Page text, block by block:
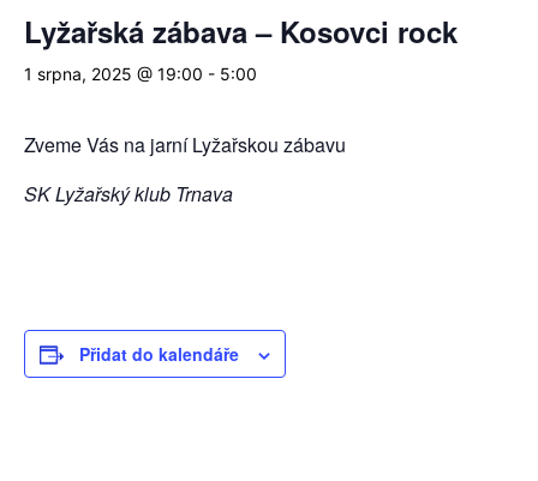
Lyžařská zábava – Kosovci rock
1 srpna, 2025 @ 19:00 - 5:00
Zveme Vás na jarní Lyžařskou zábavu
SK Lyžařský klub Trnava
Přidat do kalendáře